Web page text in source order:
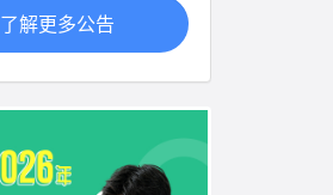
了解更多公告